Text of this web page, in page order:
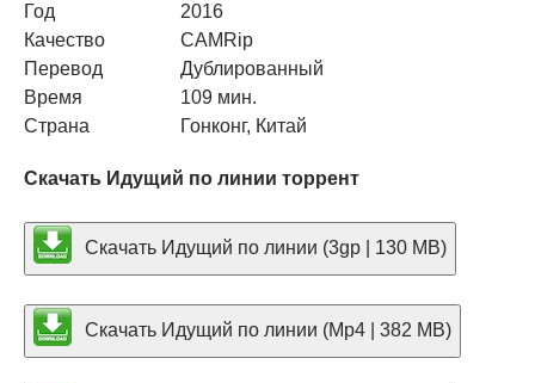
Год
2016
Качество
CAMRip
Перевод
Дублированный
Время
109 мин.
Страна
Гонконг, Китай
Скачать Идущий по линии торрент
Скачать Идущий по линии (3gp | 130 MB)
Скачать Идущий по линии (Mp4 | 382 MB)